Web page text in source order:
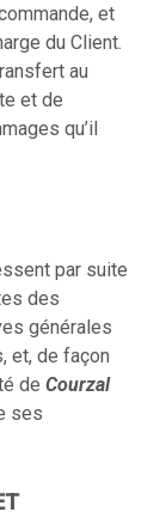
et
du Client.
au
et de
qu’il
par suite
des
générales
et, de façon
de Courzal
ses